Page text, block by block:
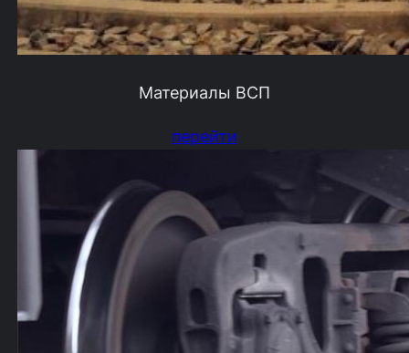
Материалы ВСП
перейти